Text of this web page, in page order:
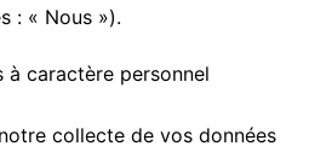
: « Nous »).
à caractère personnel
collecte de vos données